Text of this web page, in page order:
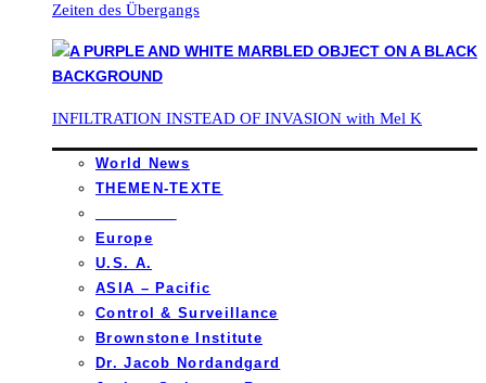
Zeiten des Übergangs
INFILTRATION INSTEAD OF INVASION with Mel K
World News
THEMEN-TEXTE
Europe
U.S. A.
ASIA – Pacific
Control & Surveillance
Brownstone Institute
Dr. Jacob Nordandgard